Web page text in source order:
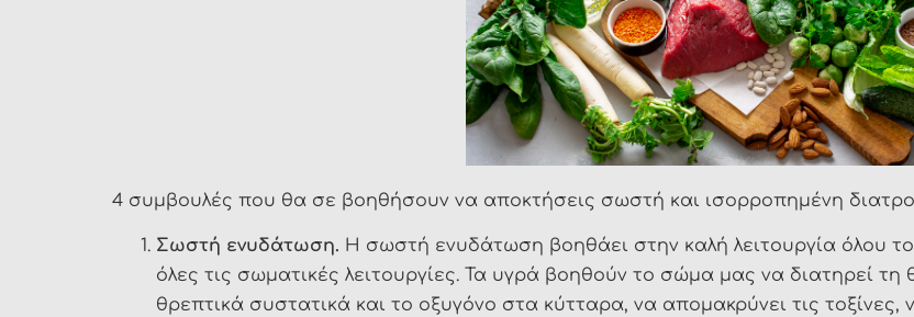
4 συμβουλές που θα σε βοηθήσουν να αποκτήσεις σωστή και ισορροπημένη
Σωστή ενυδάτωση. Η σωστή ενυδάτωση βοηθάει στην καλή λειτουργία όλου
όλες τις σωματικές λειτουργίες. Τα υγρά βοηθούν το σώμα μας να διατηρεί
θρεπτικά συστατικά και το οξυγόνο στα κύτταρα, να απομακρύνει τις τοξίνες,